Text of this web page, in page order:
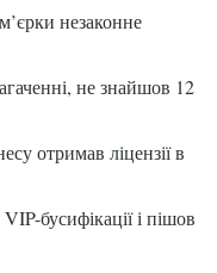
незаконне
не знайшов 12
отримав ліцензії в
бусифікації і пішов